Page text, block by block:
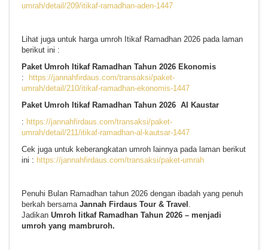
umrah/detail/209/itikaf-ramadhan-aden-1447
Lihat juga untuk harga umroh Itikaf Ramadhan 2026 pada laman
berikut ini :
Paket Umroh Itikaf Ramadhan Tahun 2026 Ekonomis
: https://jannahfirdaus.com/transaksi/paket-
umrah/detail/210/itikaf-ramadhan-ekonomis-1447
Paket Umroh Itikaf Ramadhan Tahun 2026 Al Kaustar
: https://jannahfirdaus.com/transaksi/paket-
umrah/detail/211/itikaf-ramadhan-al-kautsar-1447
Cek juga untuk keberangkatan umroh lainnya pada laman berikut
ini : https://jannahfirdaus.com/transaksi/paket-umrah
Penuhi Bulan Ramadhan tahun 2026 dengan ibadah yang penuh
berkah bersama Jannah Firdaus Tour & Travel
Jadikan Umroh Iitkaf Ramadhan Tahun 2026 – menjadi
umroh yang mambruroh.